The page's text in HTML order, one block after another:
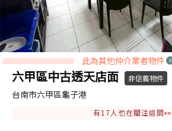
此為其他仲介業者物件
六甲區中古透天店面 非信義物件
台南市六甲區龜子港
有17人也在關注這間👀